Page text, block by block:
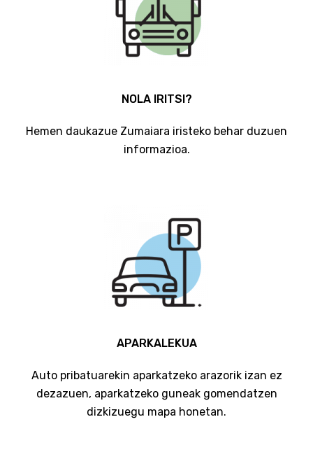
NOLA IRITSI?
Hemen daukazue Zumaiara iristeko behar duzuen
informazioa.
APARKALEKUA
Auto pribatuarekin aparkatzeko arazorik izan ez
dezazuen, aparkatzeko guneak gomendatzen
dizkizuegu mapa honetan.